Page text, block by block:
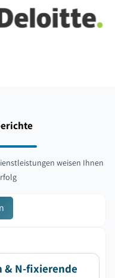
weisen Ihnen
& N-fixierende